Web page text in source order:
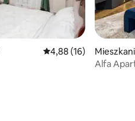
Średnia ocena: 4,88
4,88 (16)
Alfa